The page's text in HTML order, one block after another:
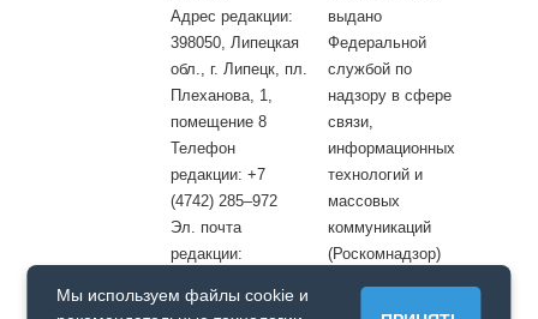
Мы используем файлы cookie и
Адрес редакции:
398050, Липецкая
обл., г. Липецк, пл.
Плеханова, 1,
помещение 8
Телефон
редакции: +7
(4742) 285–972
Эл. почта
редакции:
выдано
Федеральной
службой по
надзору в сфере
связи,
информационных
технологий и
массовых
коммуникаций
(Роскомнадзор)